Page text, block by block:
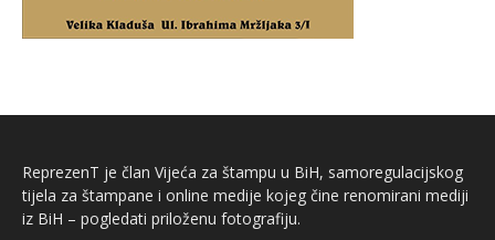
ReprezenT je član Vijeća za štampu u BiH, samoregulacijskog
tijela za štampane i online medije kojeg čine renomirani mediji
iz BiH – pogledati priloženu fotografiju.